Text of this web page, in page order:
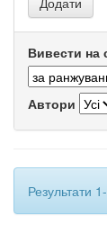
Вивести на
Автори
Результати